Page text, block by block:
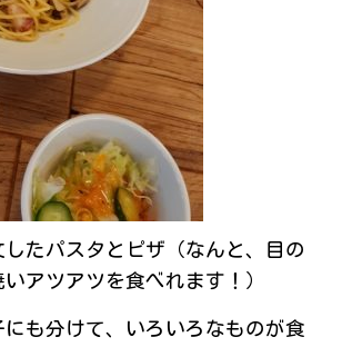
たパスタとピザ（なんと、目の
アツアツを食べれます！）
も分けて、いろいろなものが食